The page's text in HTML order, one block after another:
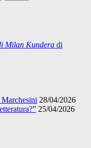
Milan Kundera di
28/04/2026
25/04/2026